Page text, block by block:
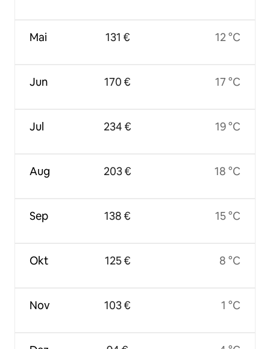
Mai
Jun
Jul
Aug
Sep
Okt
Nov
131 €
170 €
234 €
203 €
138 €
125 €
103 €
12 °C
17 °C
19 °C
18 °C
15 °C
8 °C
1 °C